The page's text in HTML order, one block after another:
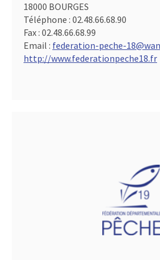
18000 BOURGES
Téléphone : 02.48.66.68.90
Fax : 02.48.66.68.99
Email : federation-peche-
http://www.federationpeche18.fr